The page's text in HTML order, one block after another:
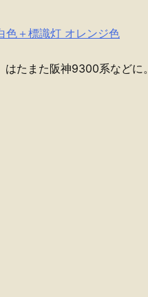
色＋標識灯 オレンジ色
たまた阪神9300系などに。